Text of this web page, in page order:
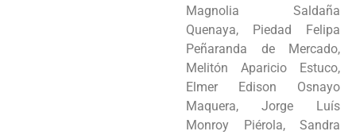
Magnolia Saldaña
Quenaya, Piedad Felipa
Peñaranda de Mercado,
Melitón Aparicio Estuco,
Elmer Edison Osnayo
Maquera, Jorge Luís
Monroy Piérola, Sandra